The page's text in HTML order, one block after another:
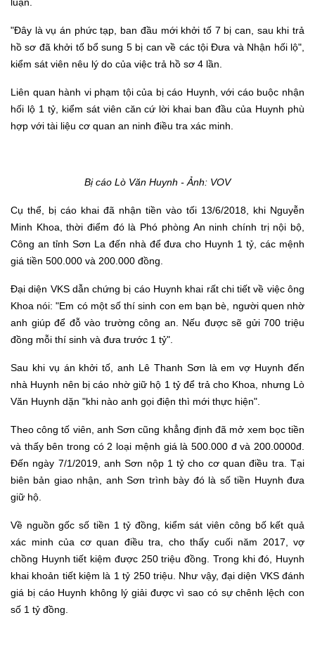
luận.
"Đây là vụ án phức tạp, ban đầu mới khởi tố 7 bị can, sau khi trả
hồ sơ đã khởi tố bổ sung 5 bị can về các tội Đưa và Nhận hối lộ",
kiểm sát viên nêu lý do của việc trả hồ sơ 4 lần.
Liên quan hành vi phạm tội của bị cáo Huynh, với cáo buộc nhận
hối lộ 1 tỷ, kiểm sát viên căn cứ lời khai ban đầu của Huynh phù
hợp với tài liệu cơ quan an ninh điều tra xác minh.
Bị cáo Lò Văn Huynh - Ảnh: VOV
Cụ thể, bị cáo khai đã nhận tiền vào tối 13/6/2018, khi Nguyễn
Minh Khoa, thời điểm đó là Phó phòng An ninh chính trị nội bộ,
Công an tỉnh Sơn La đến nhà để đưa cho Huynh 1 tỷ, các mệnh
giá tiền 500.000 và 200.000 đồng.
Đại diện VKS dẫn chứng bị cáo Huynh khai rất chi tiết về việc ông
Khoa nói: "Em có một số thí sinh con em bạn bè, người quen nhờ
anh giúp để đỗ vào trường công an. Nếu được sẽ gửi 700 triệu
đồng mỗi thí sinh và đưa trước 1 tỷ".
Sau khi vụ án khởi tố, anh Lê Thanh Sơn là em vợ Huynh đến
nhà Huynh nên bị cáo nhờ giữ hộ 1 tỷ để trả cho Khoa, nhưng Lò
Văn Huynh dặn "khi nào anh gọi điện thì mới thực hiện".
Theo công tố viên, anh Sơn cũng khẳng định đã mở xem bọc tiền
và thấy bên trong có 2 loại mệnh giá là 500.000 đ và 200.0000đ.
Đến ngày 7/1/2019, anh Sơn nộp 1 tỷ cho cơ quan điều tra. Tại
biên bản giao nhận, anh Sơn trình bày đó là số tiền Huynh đưa
giữ hộ.
Về nguồn gốc số tiền 1 tỷ đồng, kiểm sát viên công bố kết quả
xác minh của cơ quan điều tra, cho thấy cuối năm 2017, vợ
chồng Huynh tiết kiệm được 250 triệu đồng. Trong khi đó, Huynh
khai khoản tiết kiệm là 1 tỷ 250 triệu. Như vậy, đại diện VKS đánh
giá bị cáo Huynh không lý giải được vì sao có sự chênh lệch con
số 1 tỷ đồng.